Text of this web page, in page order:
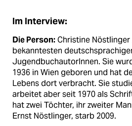
Im Interview:
Die Person:Christine Nöstlinger
bekanntesten
JugendbuchautorInnen. Sie
1936 in Wien geboren und hat
Lebens dort verbracht. Sie
arbeitet aber seit 1970 als
hat zwei Töchter, ihr zweiter
Ernst Nöstlinger, starb 2009.